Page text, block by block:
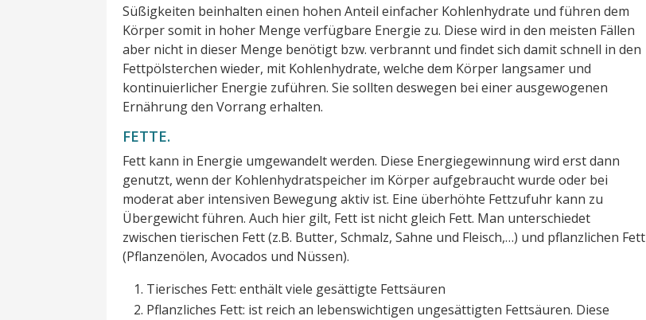
Süßigkeiten beinhalten einen hohen Anteil einfacher Kohlenhydrate und führen dem
Körper somit in hoher Menge verfügbare Energie zu. Diese wird in den meisten Fällen
aber nicht in dieser Menge benötigt bzw. verbrannt und findet sich damit schnell in den
Fettpölsterchen wieder, mit Kohlenhydrate, welche dem Körper langsamer und
kontinuierlicher Energie zuführen. Sie sollten deswegen bei einer ausgewogenen
Ernährung den Vorrang erhalten.
FETTE.
Fett kann in Energie umgewandelt werden. Diese Energiegewinnung wird erst dann
genutzt, wenn der Kohlenhydratspeicher im Körper aufgebraucht wurde oder bei
moderat aber intensiven Bewegung aktiv ist. Eine überhöhte Fettzufuhr kann zu
Übergewicht führen. Auch hier gilt, Fett ist nicht gleich Fett. Man unterschiedet
zwischen tierischen Fett (z.B. Butter, Schmalz, Sahne und Fleisch,…) und pflanzlichen Fett
(Pflanzenölen, Avocados und Nüssen).
Tierisches Fett: enthält viele gesättigte Fettsäuren
Pflanzliches Fett: ist reich an lebenswichtigen ungesättigten Fettsäuren. Diese